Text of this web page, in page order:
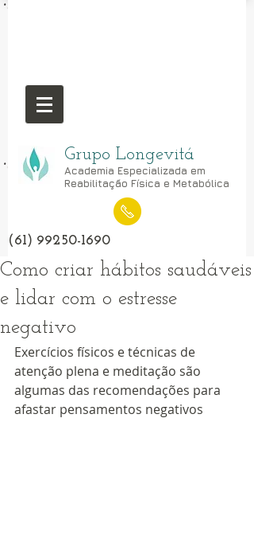
Grupo Longevitá
Academia Especializada em
Reabilitação Física e Metabólica
(61) 99250-1690
Como criar hábitos saudáveis
e lidar com o estresse
negativo
Exercícios físicos e técnicas de
atenção plena e meditação são
algumas das recomendações para
afastar pensamentos negativos